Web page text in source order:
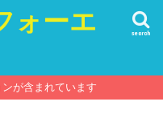
ォーエ
search
が含まれています